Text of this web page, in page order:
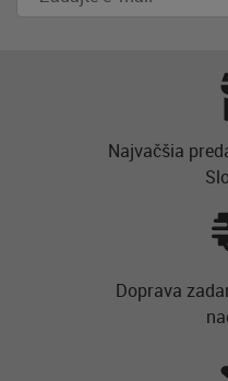
Najvačšia
Doprava